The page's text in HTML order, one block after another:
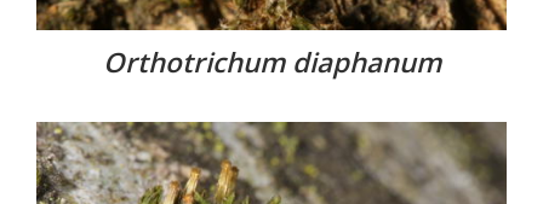
Orthotrichum diaphanum